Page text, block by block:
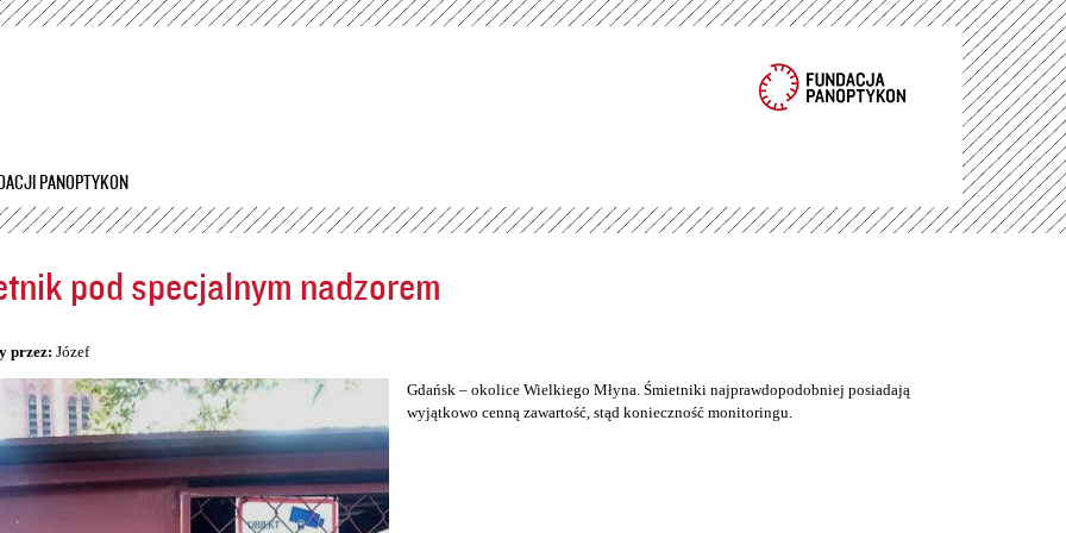
Przejdź
PANOPTYKON
pod specjalnym nadzorem
przez: Józef
Gdańsk – okolice Wielkiego Młyna. Śmietniki najprawdopodobniej posiadają
wyjątkowo cenną zawartość, stąd konieczność monitoringu.